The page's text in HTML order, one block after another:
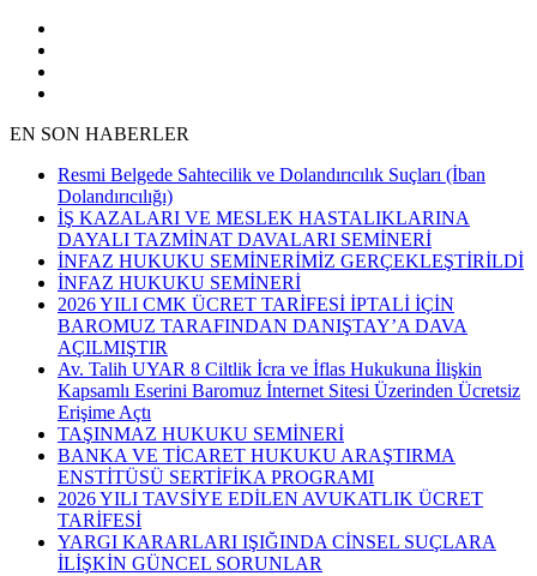
EN SON HABERLER
Resmi Belgede Sahtecilik ve Dolandırıcılık Suçları (İban
Dolandırıcılığı)
İŞ KAZALARI VE MESLEK HASTALIKLARINA
DAYALI TAZMİNAT DAVALARI SEMİNERİ
İNFAZ HUKUKU SEMİNERİMİZ GERÇEKLEŞTİRİLDİ
İNFAZ HUKUKU SEMİNERİ
2026 YILI CMK ÜCRET TARİFESİ İPTALİ İÇİN
BAROMUZ TARAFINDAN DANIŞTAY’A DAVA
AÇILMIŞTIR
Av. Talih UYAR 8 Ciltlik İcra ve İflas Hukukuna İlişkin
Kapsamlı Eserini Baromuz İnternet Sitesi Üzerinden Ücretsiz
Erişime Açtı
TAŞINMAZ HUKUKU SEMİNERİ
BANKA VE TİCARET HUKUKU ARAŞTIRMA
ENSTİTÜSÜ SERTİFİKA PROGRAMI
2026 YILI TAVSİYE EDİLEN AVUKATLIK ÜCRET
TARİFESİ
YARGI KARARLARI IŞIĞINDA CİNSEL SUÇLARA
İLİŞKİN GÜNCEL SORUNLAR